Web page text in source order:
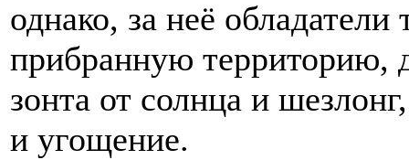
однако, за неё
прибранную территорию,
зонта от солнца и
и угощение.